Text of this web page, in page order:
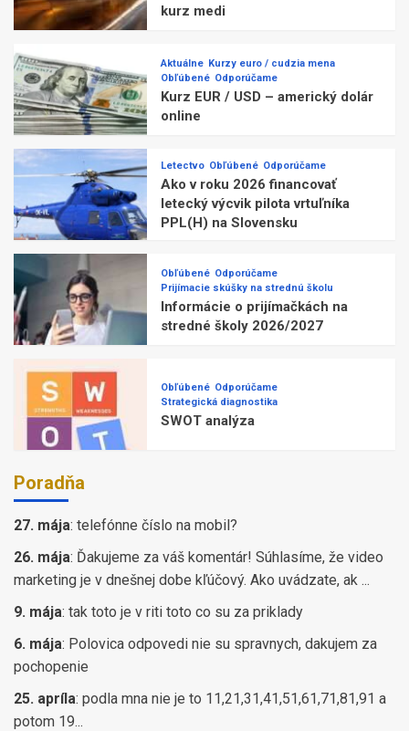
kurz medi
Aktuálne Kurzy euro / cudzia mena
Obľúbené Odporúčame
Kurz EUR / USD – americký dolár
online
Letectvo Obľúbené Odporúčame
Ako v roku 2026 financovať
letecký výcvik pilota vrtuľníka
PPL(H) na Slovensku
Obľúbené Odporúčame
Prijímacie skúšky na strednú školu
Informácie o prijímačkách na
stredné školy 2026/2027
Obľúbené Odporúčame
Strategická diagnostika
SWOT analýza
Poradňa
27. mája: telefónne číslo na mobil?
26. mája: Ďakujeme za váš komentár! Súhlasíme, že video
marketing je v dnešnej dobe kľúčový. Ako uvádzate, ak ...
9. mája: tak toto je v riti toto co su za priklady
6. mája: Polovica odpovedi nie su spravnych, dakujem za
pochopenie
25. apríla: podla mna nie je to 11,21,31,41,51,61,71,81,91 a
potom 19...